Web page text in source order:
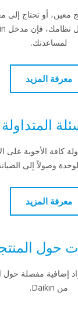
أو تحتاج إلى
لمساعدتك.
معرفة المزيد
المتداولة
كافة الأجوبة على
وصولاً إلى الصيانة
معرفة المزيد
حول
مفصلة حول
من Daikin.